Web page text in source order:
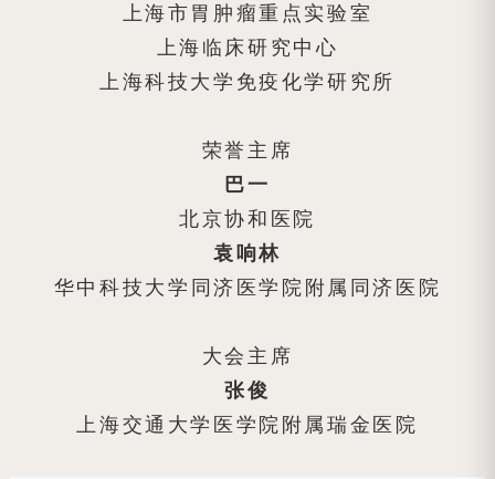
上海市胃肿瘤重点实验室
上海临床研究中心
上海科技大学免疫化学研究所
荣誉主席
巴一
北京协和医院
袁响林
华中科技大学 同济医学院附属同济医院
大会主席
张俊
上海交通大学医学院 附属瑞金医院